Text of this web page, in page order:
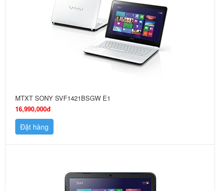
MTXT SONY SVF1421BSGW E1
16,990,000đ
Đặt hàng